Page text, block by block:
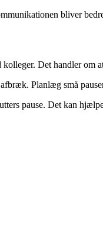
bliver
Det handler om
Planlæg små
pause. Det kan